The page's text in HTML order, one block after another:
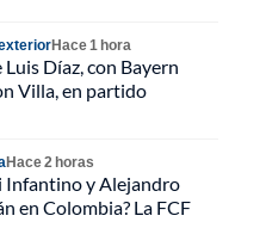
Hace 1 hora
Luis Díaz, con Bayern
Villa, en partido
Hace 2 horas
Infantino y Alejandro
en Colombia? La FCF